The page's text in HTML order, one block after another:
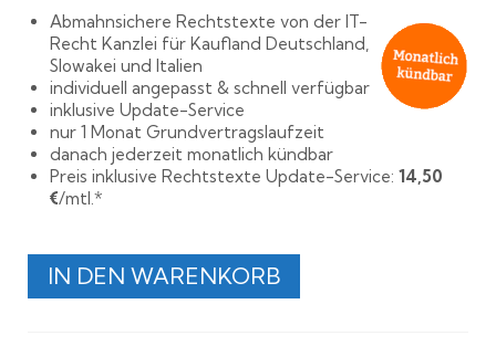
Abmahnsichere Rechtstexte von der IT-
Recht Kanzlei für Kaufland Deutschland,
Slowakei und Italien
individuell angepasst & schnell verfügbar
inklusive Update-Service
nur 1 Monat Grundvertragslaufzeit
danach jederzeit monatlich kündbar
Preis inklusive Rechtstexte Update-Service: 14,50
€/mtl.*
Rechtssichere
AGBIN DEN WARENKORB